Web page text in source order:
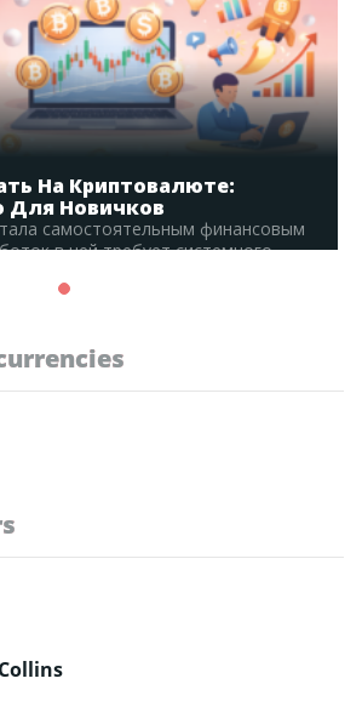
На Криптовалюте:
Для Новичков
самостоятельным финансовым
в ней требует системного